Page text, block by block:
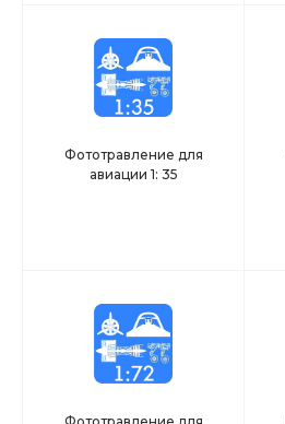
Фототравление для
авиации 1: 35